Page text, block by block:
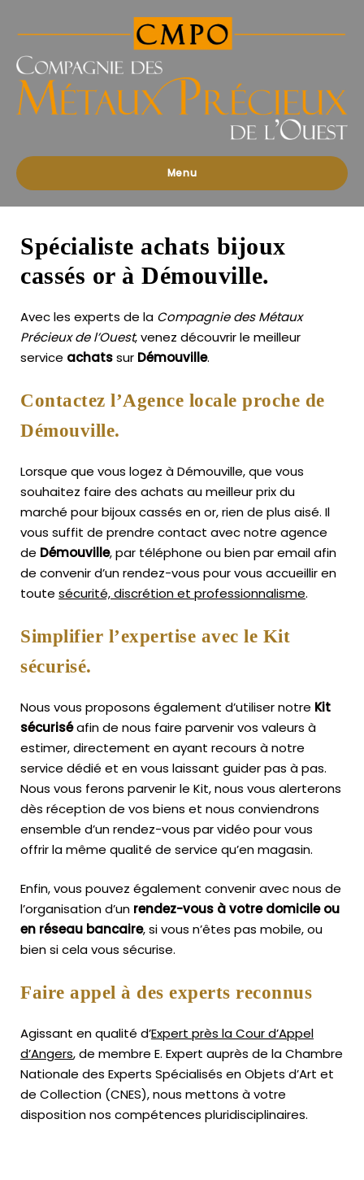
des
Précieux
l'Ouest
Menu
Spécialiste achats bijoux
cassés or à Démouville.
Avec les experts de la Compagnie des Métaux
Précieux de l’Ouest, venez découvrir le meilleur
service achatssur Démouville.
Contactez l’Agence locale proche de
Démouville.
Lorsque que vous logez à Démouville, que vous
souhaitez faire des achats au meilleur prix du
marché pour bijoux cassés en or, rien de plus aisé. Il
vous suffit de prendre contact avec notre agence
de Démouville, par téléphone ou bien par email afin
de convenir d’un rendez-vous pour vous accueillir en
toute sécurité, discrétion et professionnalisme.
Simplifier l’expertise avec le Kit
sécurisé.
Nous vous proposons également d’utiliser notre Kit
sécuriséafin de nous faire parvenir vos valeurs à
estimer, directement en ayant recours à notre
service dédié et en vous laissant guider pas à pas.
Nous vous ferons parvenir le Kit, nous vous alerterons
dès réception de vos biens et nous conviendrons
ensemble d’un rendez-vous par vidéo pour vous
offrir la même qualité de service qu’en magasin.
Enfin, vous pouvez également convenir avec nous de
l’organisation d’un rendez-vous à votre domicile ou
en réseau bancaire, si vous n’êtes pas mobile, ou
bien si cela vous sécurise.
Faire appel à des experts reconnus
Agissant en qualité d’Expert près la Cour d’Appel
d’Angers, de membre E. Expert auprès de laChambre
Nationale des Experts Spécialisés en Objets d’Art et
de Collection (CNES),nous mettons à votre
disposition nos compétences pluridisciplinaires.